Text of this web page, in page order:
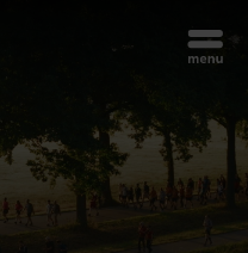
Begin opnieuw